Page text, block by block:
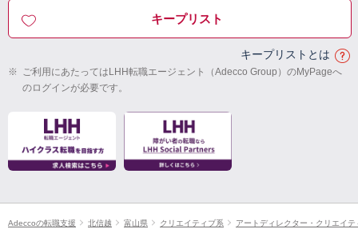
キープリスト
キープリストとは
※ ご利用にあたってはLHH転職エージェント（Adecco Group）のMyPageへ
のログインが必要です。
Adeccoの転職支援 北信越 富山県 クリエイティブ系 アートディレクター・クリエイ